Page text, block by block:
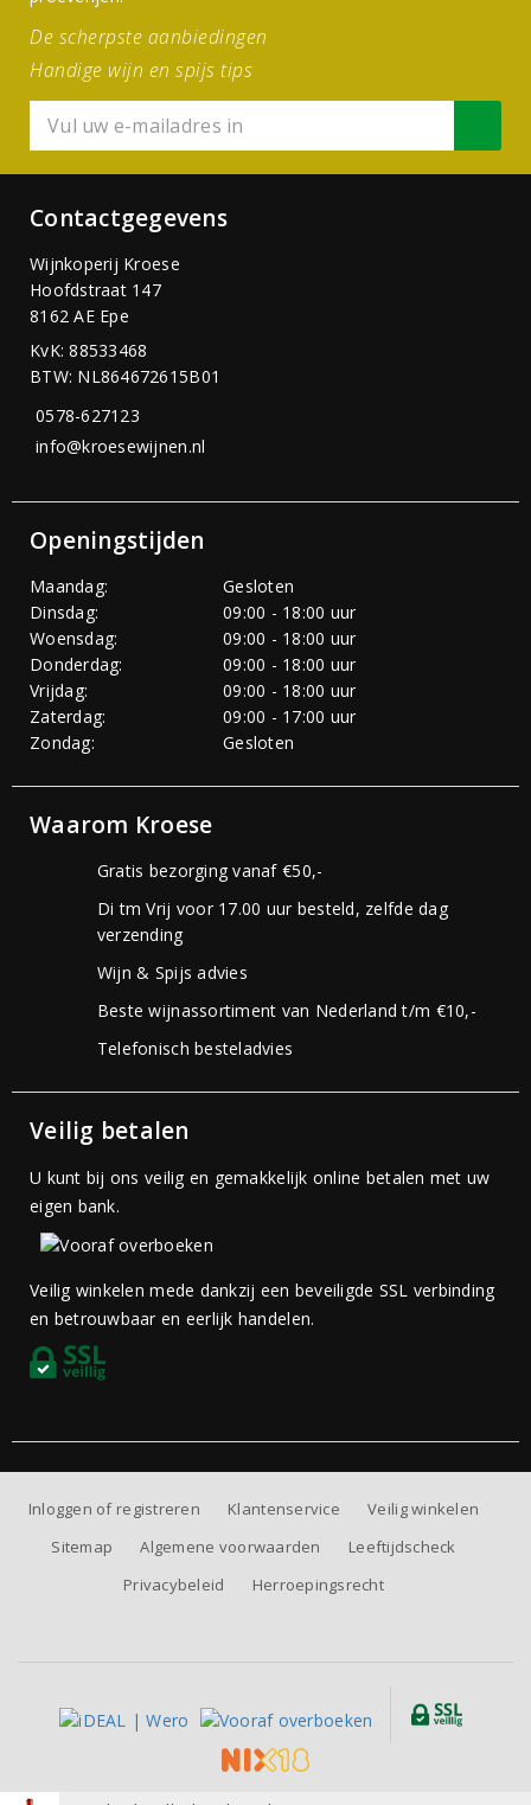
De scherpste aanbiedingen
Handige wijn en spijs tips
Contactgegevens
Wijnkoperij Kroese
Hoofdstraat 147
8162 AE Epe
KvK: 88533468
BTW: NL864672615B01
0578-627123
info@kroesewijnen.nl
Openingstijden
Maandag:
Gesloten
Dinsdag:
09:00 - 18:00 uur
Woensdag:
09:00 - 18:00 uur
Donderdag:
09:00 - 18:00 uur
Vrijdag:
09:00 - 18:00 uur
Zaterdag:
09:00 - 17:00 uur
Zondag:
Gesloten
Waarom Kroese
Gratis bezorging vanaf €50,-
Di tm Vrij voor 17.00 uur besteld, zelfde dag
verzending
Wijn & Spijs advies
Beste wijnassortiment van Nederland t/m €10,-
Telefonisch besteladvies
Veilig betalen
U kunt bij ons veilig en gemakkelijk online betalen met uw
eigen bank.
Veilig winkelen mede dankzij een beveiligde SSL verbinding
en betrouwbaar en eerlijk handelen.
Inloggen of registreren Klantenservice
Veilig winkelen
Sitemap
Algemene voorwaarden
Leeftijdscheck
Privacybeleid
Herroepingsrecht